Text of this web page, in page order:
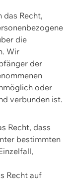
das Recht,
die
Wir
der
oder
verbunden ist.
Recht, dass
bestimmten
Recht auf